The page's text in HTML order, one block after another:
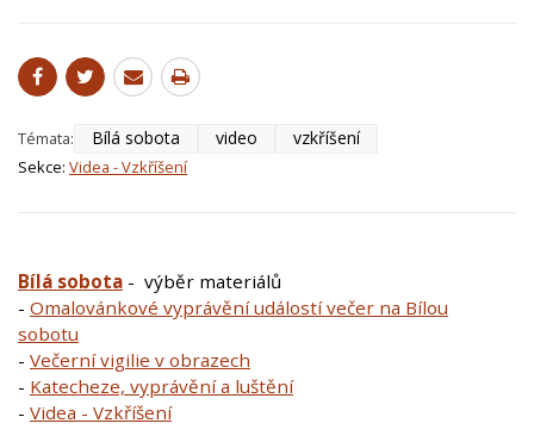
Témata: Bílá sobota video vzkříšení
Sekce: Videa - Vzkříšení
Bílá sobota - výběr materiálů
- Omalovánkové vyprávění událostí večer na Bílou
sobotu
- Večerní vigilie v obrazech
- Katecheze, vyprávění a luštění
- Videa - Vzkříšení